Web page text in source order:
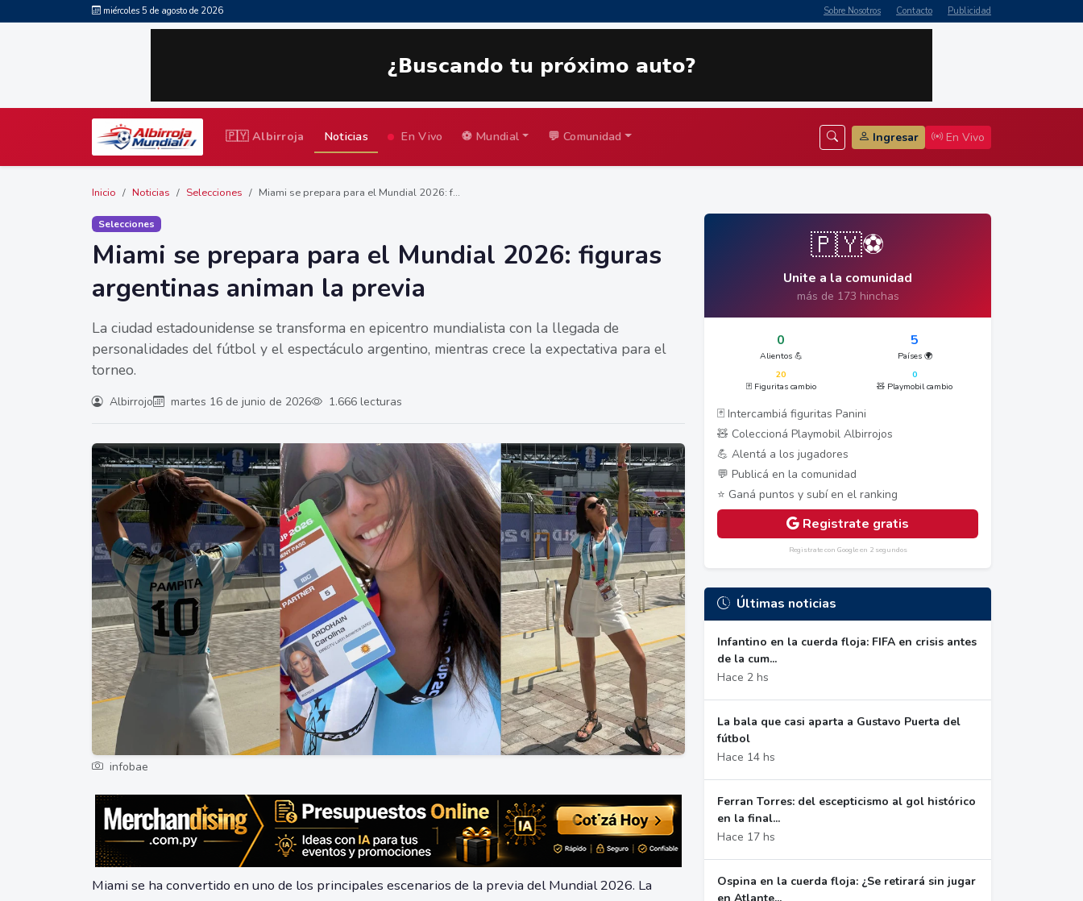
miércoles 5 de agosto de 2026 Sobre Nosotros Contacto Publicidad
🇵🇾 Albirroja Noticias En Vivo ⚽ Mundial 💬 Comunidad Ingresar En Vivo
Inicio Noticias Selecciones Miami se prepara para el Mundial 2026: f...
Selecciones
Miami se prepara para el Mundial 2026: figuras
argentinas animan la previa
La ciudad estadounidense se transforma en epicentro mundialista con la llegada de
personalidades del fútbol y el espectáculo argentino, mientras crece la expectativa para el
torneo.
Albirrojo martes 16 de junio de 2026 1.666 lecturas
infobae
Miami se ha convertido en uno de los principales escenarios de la previa del Mundial 2026. La
🇵🇾⚽
Unite a la comunidad
más de 173 hinchas
0
Alientos 💪
5
Países 🌍
20
🃏 Figuritas cambio
0
🧸 Playmobil cambio
🃏 Intercambiá figuritas Panini
🧸 Coleccioná Playmobil Albirrojos
💪 Alentá a los jugadores
💬 Publicá en la comunidad
⭐ Ganá puntos y subí en el ranking
Registrate gratis
Registrate con Google en 2 segundos
Últimas noticias
Infantino en la cuerda floja: FIFA en crisis antes
de la cum...
Hace 2 hs
La bala que casi aparta a Gustavo Puerta del
fútbol
Hace 14 hs
Ferran Torres: del escepticismo al gol histórico
en la final...
Hace 17 hs
Ospina en la cuerda floja: ¿Se retirará sin jugar